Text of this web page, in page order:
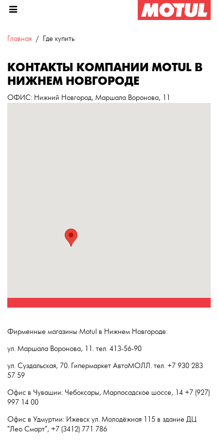
Главная Где купить
КОНТАКТЫ КОМПАНИИ MOTUL В
НИЖНЕМ НОВГОРОДЕ
ОФИС: Нижний Новгород, Маршала Воронова, 11
Фирменные магазины Motul в Нижнем Новгороде:
ул. Маршала Воронова, 11. тел. 413-56-90
ул. Суздальская, 70. Гипермаркет АвтоМОЛЛ. тел. +7 930 283
57 59
Офис в Чувашии: Чебоксары, Марпосадское шоссе, 14 +7 (927)
997 14 00
Офис в Удмуртии: Ижевск ул. Молодёжная 115 в здание ДЦ
"Лео Смарт", +7 (3412) 771 786